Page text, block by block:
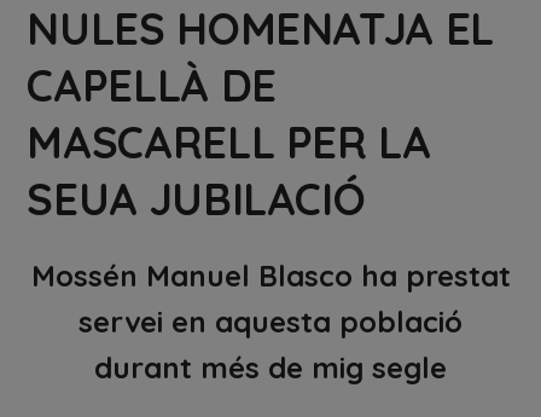
NULES HOMENATJA EL
CAPELLÀ DE
MASCARELL PER LA
SEUA JUBILACIÓ
Mossén Manuel Blasco ha prestat
servei en aquesta població
durant més de mig segle